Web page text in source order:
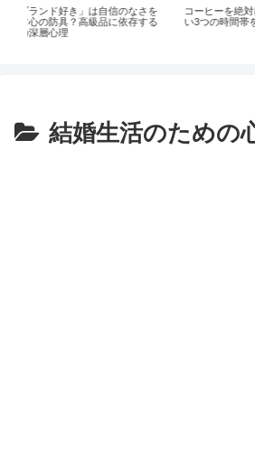
コーヒーを絶対に飲んではいけな
い3つの時間帯を解説
夜更かし
化心理学
結婚生活のための